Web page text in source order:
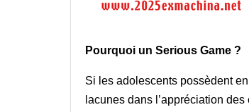
Pourquoi un Serious Game ?
Si les adolescents possèdent
lacunes dans l’appréciation